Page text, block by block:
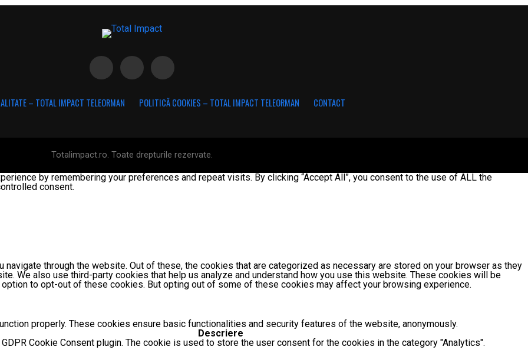
– TOTAL IMPACT TELEORMAN POLITICĂ COOKIES – TOTAL IMPACT TELEORMAN CONTACT
Totalimpact.ro. Toate drepturile rezervate.
by remembering your preferences and repeat visits. By clicking “Accept All”, you consent to the use of ALL the
consent.
through the website. Out of these, the cookies that are categorized as necessary are stored on your browser as they
We also use third-party cookies that help us analyze and understand how you use this website. These cookies will be
to opt-out of these cookies. But opting out of some of these cookies may affect your browsing experience.
properly. These cookies ensure basic functionalities and security features of the website, anonymously.
Descriere
Cookie Consent plugin. The cookie is used to store the user consent for the cookies in the category "Analytics".